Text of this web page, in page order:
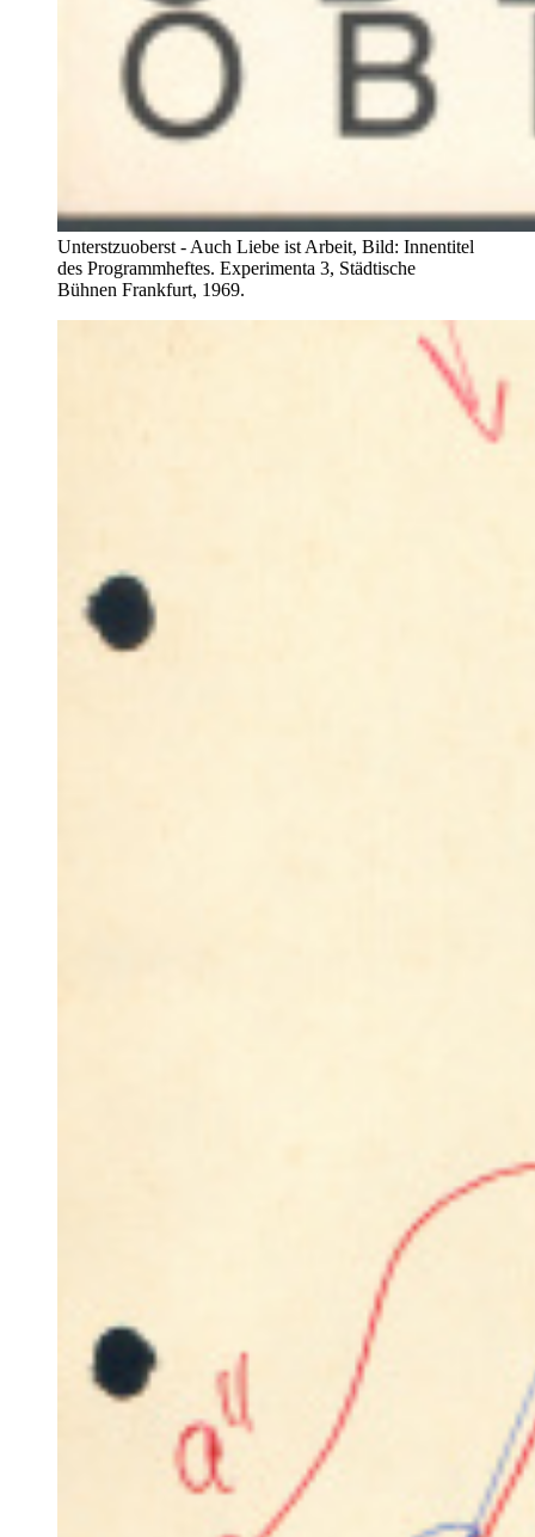
Unterstzuoberst - Auch Liebe ist Arbeit, Bild: Innentitel
des Programmheftes. Experimenta 3, Städtische
Bühnen Frankfurt, 1969.